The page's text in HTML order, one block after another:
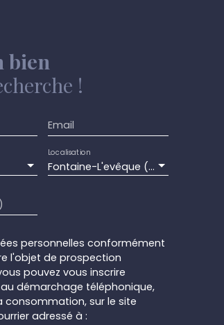
bien
!
Email
Fontaine-L'evêque (6140)
Localisation
personnelles conformément
l'objet de prospection
pouvez vous inscrire
démarchage téléphonique,
consommation, sur le site
adressé à :